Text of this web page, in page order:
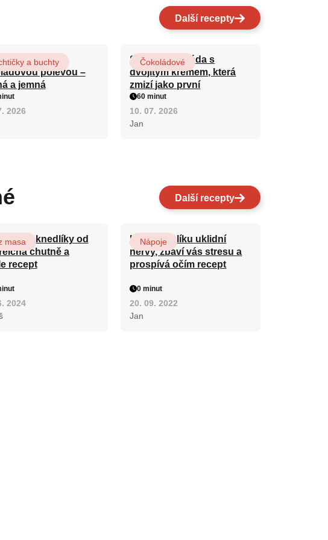
Další recepty
buchta s
polevou –
a jemná
a buchty
2026
Sametová roláda s
dvojitým krémem, která
zmizí jako první
Čokoládové
60 minut
10. 07. 2026
Jan
Další recepty
knedlíky od
chutně a
recept
masa
2024
Kořen kozlíku uklidní
nervy, zbaví vás stresu a
prospívá očím recept
Nápoje
0 minut
20. 09. 2022
Jan